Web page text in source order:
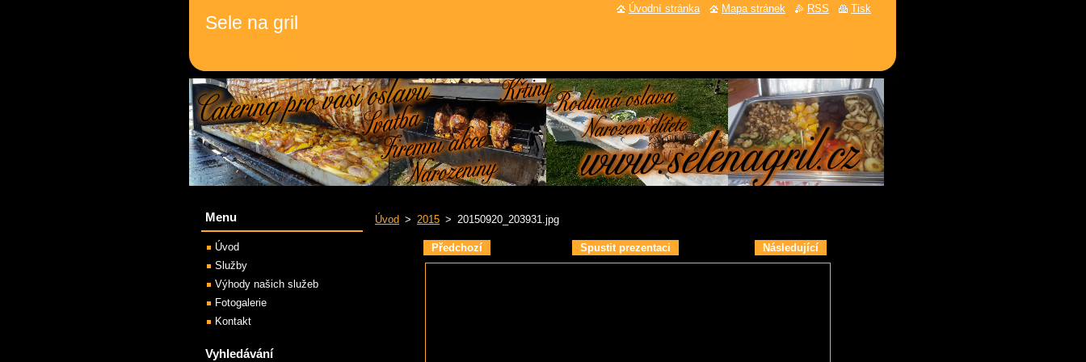
Sele na gril
Úvod > 2015 > 20150920_203931.jpg
Předchozí Spustit prezentaci Následující
Menu
Úvod
Služby
Výhody našich služeb
Fotogalerie
Kontakt
Vyhledávání
Úvodní stránka Mapa stránek RSS Tisk